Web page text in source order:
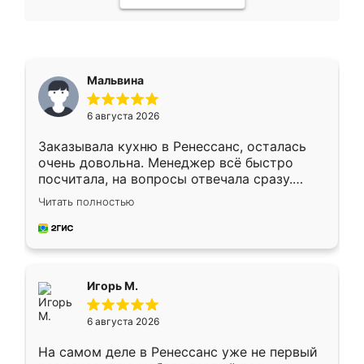
Мальвина
6 августа 2026
Заказывала кухню в Ренессанс, осталась
очень довольна. Менеджер всё быстро
посчитала, на вопросы отвечала сразу.
Замерщик приехал в субботу, подошёл к
делу со всей ответственностью. Собрали
за день, ребята работали аккуратно, даже
Читать полностью
Игорь М.
6 августа 2026
На самом деле в Ренессанс уже не первый